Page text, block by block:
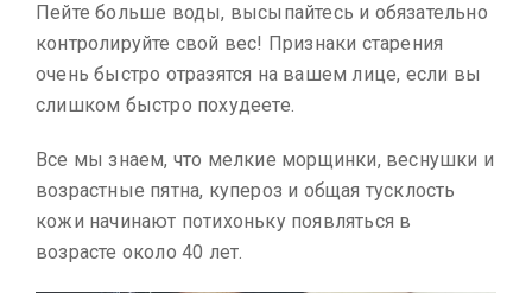
Пейте больше воды, высыпайтесь и обязательно
контролируйте свой вес! Признаки старения
очень быстро отразятся на вашем лице, если вы
слишком быстро похудеете.
Все мы знаем, что мелкие морщинки, веснушки и
возрастные пятна, купероз и общая тусклость
кожи начинают потихоньку появляться в
возрасте около 40 лет.